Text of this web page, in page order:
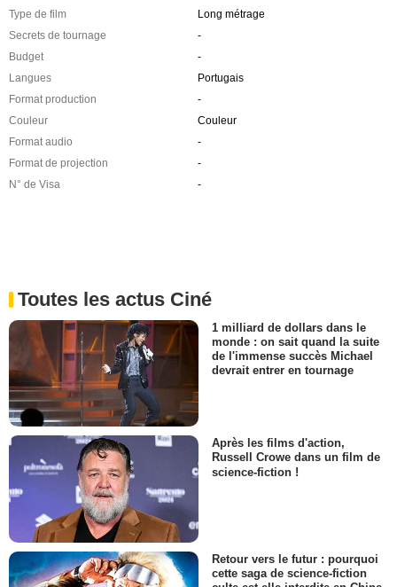
Type de film
Long métrage
Secrets de tournage
-
Budget
-
Langues
Portugais
Format production
-
Couleur
Couleur
Format audio
-
Format de projection
-
N° de Visa
-
Toutes les actus Ciné
1 milliard de dollars dans le
monde : on sait quand la suite
de l'immense succès Michael
devrait entrer en tournage
Après les films d'action,
Russell Crowe dans un film de
science-fiction !
Retour vers le futur : pourquoi
cette saga de science-fiction